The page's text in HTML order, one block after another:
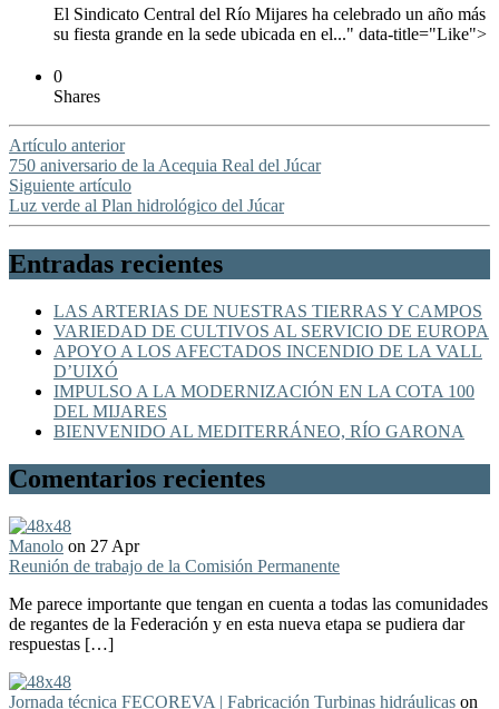
El Sindicato Central del Río Mijares ha celebrado un año más
su fiesta grande en la sede ubicada en el..." data-title="Like">
0
Shares
Artículo anterior
750 aniversario de la Acequia Real del Júcar
Siguiente artículo
Luz verde al Plan hidrológico del Júcar
Entradas recientes
LAS ARTERIAS DE NUESTRAS TIERRAS Y CAMPOS
VARIEDAD DE CULTIVOS AL SERVICIO DE EUROPA
APOYO A LOS AFECTADOS INCENDIO DE LA VALL
D’UIXÓ
IMPULSO A LA MODERNIZACIÓN EN LA COTA 100
DEL MIJARES
BIENVENIDO AL MEDITERRÁNEO, RÍO GARONA
Comentarios recientes
Manolo on 27 Apr
Reunión de trabajo de la Comisión Permanente
Me parece importante que tengan en cuenta a todas las comunidades
de regantes de la Federación y en esta nueva etapa se pudiera dar
respuestas […]
Jornada técnica FECOREVA | Fabricación Turbinas hidráulicas on